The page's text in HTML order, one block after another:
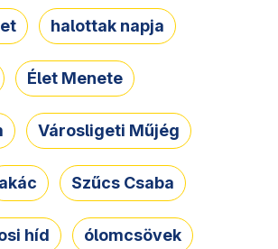
halottak napja
Élet Menete
Városligeti Műjég
akác Szűcs Csaba
híd ólomcsövek